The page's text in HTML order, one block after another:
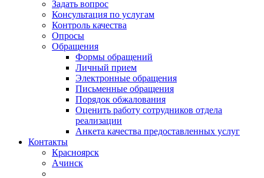
Задать вопрос
Консультация по услугам
Контроль качества
Опросы
Обращения
Формы обращений
Личный прием
Электронные обращения
Письменные обращения
Порядок обжалования
Оценить работу сотрудников отдела
реализации
Анкета качества предоставленных услуг
Контакты
Красноярск
Ачинск